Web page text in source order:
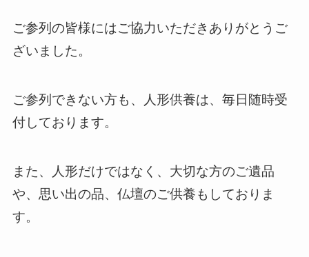
ご参列の皆様にはご協力いただきありがとうご
ざいました。
ご参列できない方も、人形供養は、毎日随時受
付しております。
また、人形だけではなく、大切な方のご遺品
や、思い出の品、仏壇のご供養もしておりま
す。